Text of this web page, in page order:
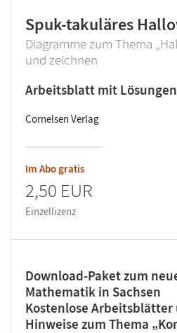
Spuk-takuläres
Diagramme zum Thema
und zeichnen
Arbeitsblatt mit Lösungen
Cornelsen Verlag
Im Abo gratis
2,50 EUR
Einzellizenz
Download-Paket zum
Mathematik in Sachsen
Kostenlose
Hinweise zum Thema